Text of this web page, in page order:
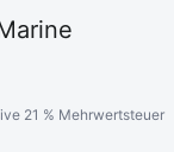
21 % Mehrwertsteuer